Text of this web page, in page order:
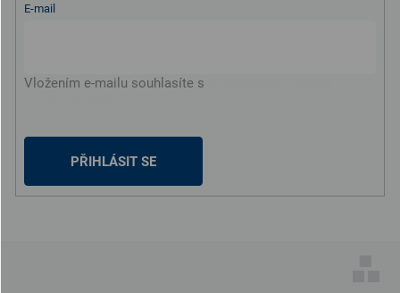
E-mail
Vložením e-mailu souhlasíte s
PŘIHLÁSIT SE